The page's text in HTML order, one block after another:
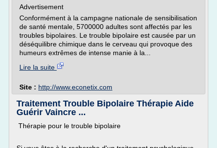
Advertisement
Conformément à la campagne nationale de sensibilisation
de santé mentale, 5700000 adultes sont affectés par les
troubles bipolaires. Le trouble bipolaire est causée par un
déséquilibre chimique dans le cerveau qui provoque des
humeurs extrêmes de intense manie à la...
Lire la suite
Site : http://www.econetix.com
Traitement Trouble Bipolaire Thérapie Aide
Guérir Vaincre ...
Thérapie pour le trouble bipolaire